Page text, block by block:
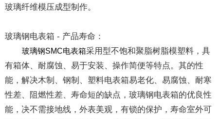
玻璃纤维模压成型制作。
玻璃钢电表箱 - 产品寿命：
玻璃钢SMC电表箱采用型不饱和聚脂树脂模塑料，具
有箱体、耐腐蚀、易于安装、操作简便等特点。其的性
能，解决木制、钢制、塑料电表箱易老化、易腐蚀、耐寒
性差、阻燃性差、寿命短的缺点，玻璃钢电表箱的优良性
能，决不需接地线，外表美观，有锁的保护，寿命室外可